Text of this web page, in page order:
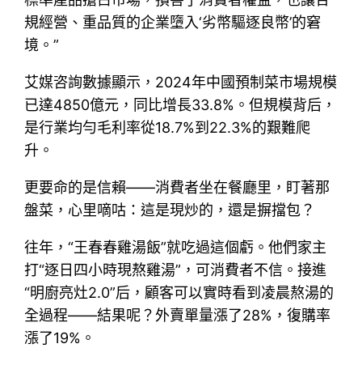
規經營、重品質的企業墮入‘劣幣驅逐良幣’的窘
境。”
艾媒咨詢數據顯示，2024年中國預制菜市場規模
已達4850億元，同比增長33.8%。但規模背后，
是行業均勻毛利率從18.7%到22.3%的艱難爬
升。
更要命的是信賴——消費者坐在餐廳里，盯著那
盤菜，心里嘀咕：這是現炒的，還是摒擋包？
往年，“王春春雞湯飯”就吃過這個虧。他們家主
打“逐日四小時現熬雞湯”，可消費者不信。接進
“明廚亮灶2.0”后，顧客可以實時看到凌晨熬湯的
全過程——結果呢？外賣單量漲了28%，復購率
漲了19%。